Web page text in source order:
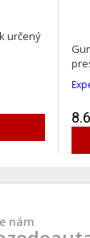
určený
nám